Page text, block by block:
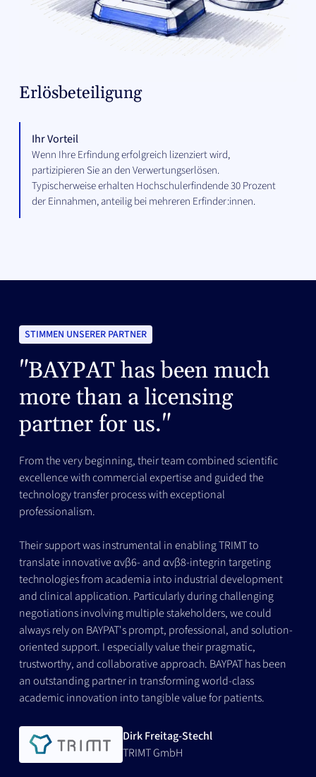
Erlösbeteiligung
Ihr Vorteil
Wenn Ihre Erfindung erfolgreich lizenziert wird,
partizipieren Sie an den Verwertungserlösen.
Typischerweise erhalten Hochschulerfindende 30 Prozent
der Einnahmen, anteilig bei mehreren Erfinder:innen.
STIMMEN UNSERER PARTNER
"BAYPAT has been much
more than a licensing
partner for us."
From the very beginning, their team combined scientific
excellence with commercial expertise and guided the
technology transfer process with exceptional
professionalism.
Their support was instrumental in enabling TRIMT to
translate innovative αvβ6- and αvβ8-integrin targeting
technologies from academia into industrial development
and clinical application. Particularly during challenging
negotiations involving multiple stakeholders, we could
always rely on BAYPAT's prompt, professional, and solution-
oriented support. I especially value their pragmatic,
trustworthy, and collaborative approach. BAYPAT has been
an outstanding partner in transforming world-class
academic innovation into tangible value for patients.
Dirk Freitag-Stechl
TRIMT GmbH